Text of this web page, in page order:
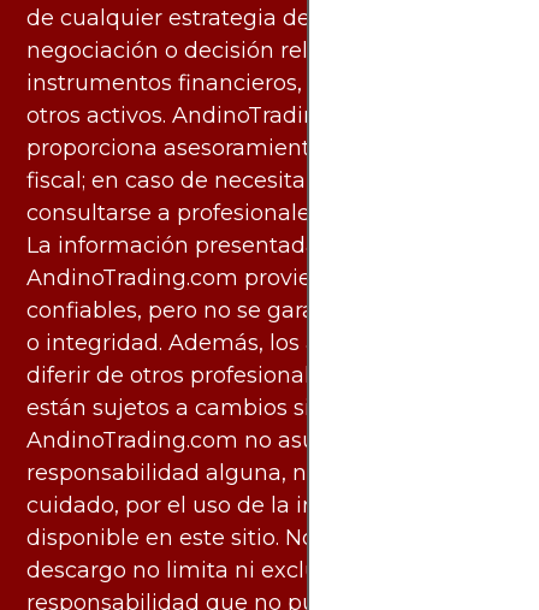
de cualquier estrategia de inversión,
negociación o decisión relacionada con
instrumentos financieros, materias primas u
otros activos. AndinoTrading.com no
proporciona asesoramiento legal, contable o
fiscal; en caso de necesitarlo, debe
consultarse a profesionales especializados.
La información presentada por
AndinoTrading.com proviene de fuentes
confiables, pero no se garantiza su exactitud
o integridad. Además, los análisis pueden
diferir de otros profesionales calificados y
están sujetos a cambios sin previo aviso.
AndinoTrading.com no asume
responsabilidad alguna, ni deber de
cuidado, por el uso de la información
disponible en este sitio. No obstante, este
descargo no limita ni excluye ninguna
responsabilidad que no pueda ser excluida